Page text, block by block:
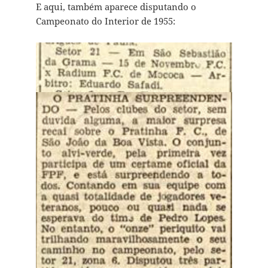
E aqui, também aparece disputando o
Campeonato do Interior de 1955: